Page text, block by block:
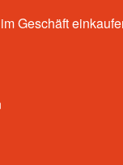
Geschäft